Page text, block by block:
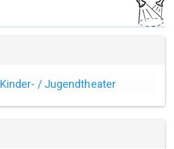
Kinder- / Jugendtheater